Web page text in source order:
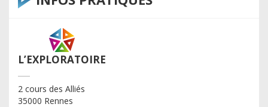
L’EXPLORATOIRE
2 cours des Alliés
35000 Rennes